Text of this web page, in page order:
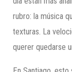
rubro: la música
texturas. La
querer quedarse